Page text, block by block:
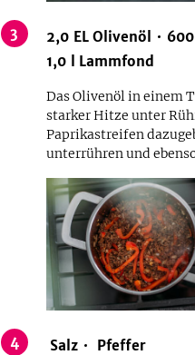
3 2,0 EL Olivenöl 600
1,0
Lammfond
Das Olivenöl in einem
starker Hitze unter
Paprikastreifen
unterrühren und
4 Salz Pfeffer